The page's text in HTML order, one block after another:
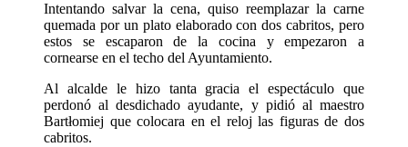
Intentando salvar la cena, quiso reemplazar la carne
quemada por un plato elaborado con dos cabritos, pero
estos se escaparon de la cocina y empezaron a
cornearse en el techo del Ayuntamiento.
Al alcalde le hizo tanta gracia el espectáculo que
perdonó al desdichado ayudante, y pidió al maestro
Bartłomiej que colocara en el reloj las figuras de dos
cabritos.